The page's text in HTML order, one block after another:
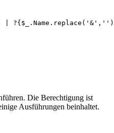
|
Die Berechtigung ist
Ausführungen beinhaltet.